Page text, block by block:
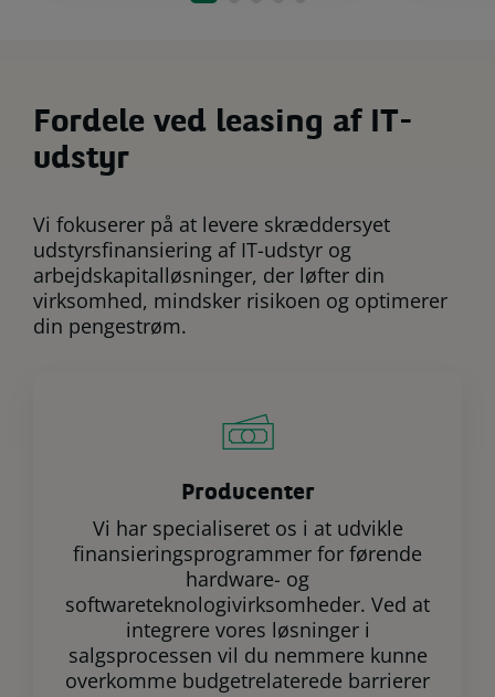
Fordele ved leasing af IT-
udstyr
Vi fokuserer på at levere skræddersyet
udstyrsfinansiering af IT-udstyr og
arbejdskapitalløsninger, der løfter din
virksomhed, mindsker risikoen og optimerer
din pengestrøm.
Producenter
Vi har specialiseret os i at udvikle
finansieringsprogrammer for førende
hardware- og
softwareteknologivirksomheder. Ved at
integrere vores løsninger i
salgsprocessen vil du nemmere kunne
overkomme budgetrelaterede barrierer